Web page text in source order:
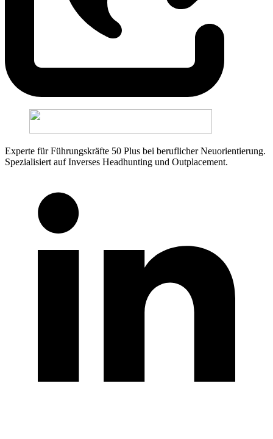
Experte für Führungskräfte 50 Plus bei beruflicher Neuorientierung.
Spezialisiert auf Inverses Headhunting und Outplacement.